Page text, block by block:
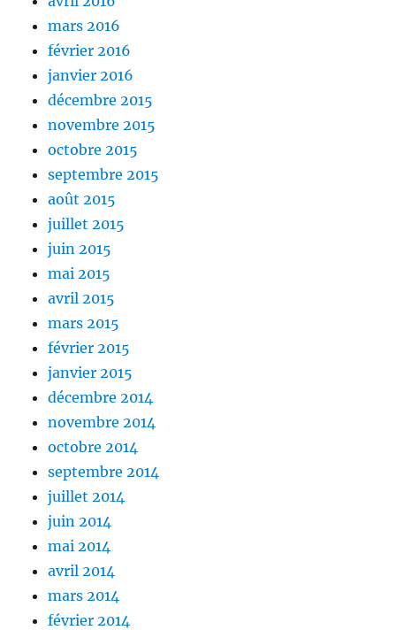
mars 2016
février 2016
janvier 2016
décembre 2015
novembre 2015
octobre 2015
septembre 2015
août 2015
juillet 2015
juin 2015
mai 2015
avril 2015
mars 2015
février 2015
janvier 2015
décembre 2014
novembre 2014
octobre 2014
septembre 2014
juillet 2014
juin 2014
mai 2014
avril 2014
mars 2014
février 2014